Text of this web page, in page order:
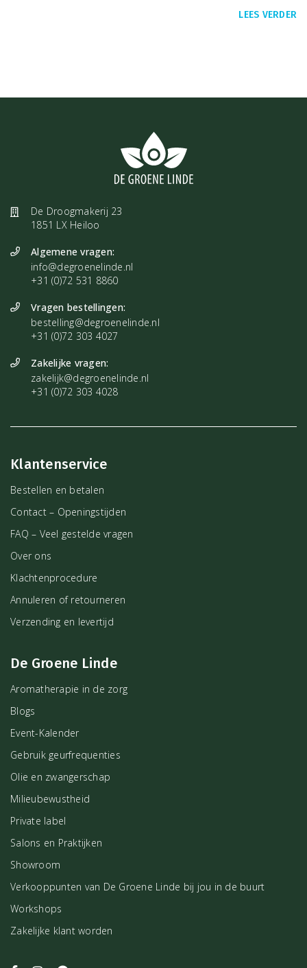
LEES VERDER
De Droogmakerij 23
1851 LX Heiloo
Algemene vragen:
info@degroenelinde.nl
+31 (0)72 531 8860
Vragen bestellingen:
bestelling@degroenelinde.nl
+31 (0)72 303 4027
Zakelijke vragen:
zakelijk@degroenelinde.nl
+31 (0)72 303 4028
Klantenservice
Bestellen en betalen
Contact – Openingstijden
FAQ – Veel gestelde vragen
Over ons
Klachtenprocedure
Annuleren of retourneren
Verzending en levertijd
De Groene Linde
Aromatherapie in de zorg
Blogs
Event-Kalender
Gebruik geurfrequenties
Olie en zwangerschap
Milieubewustheid
Private label
Salons en Praktijken
Showroom
Verkooppunten van De Groene Linde bij jou in de buurt
Workshops
Zakelijke klant worden